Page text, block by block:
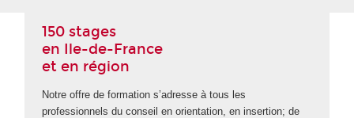
150 stages
en Ile-de-France
et en région
Notre offre de formation s’adresse à tous les
professionnels du conseil en orientation, en insertion; de